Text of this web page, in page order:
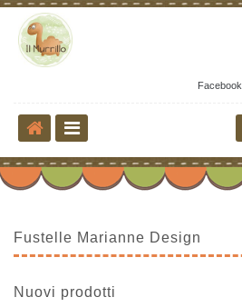
Facebook
Fustelle Marianne Design
Nuovi prodotti